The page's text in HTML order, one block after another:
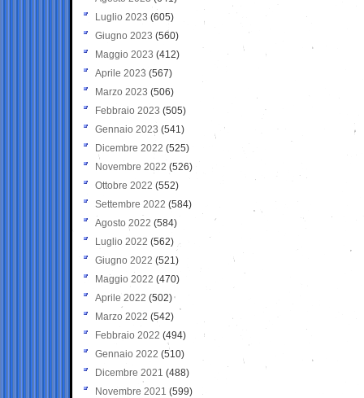
Luglio 2023 (605)
Giugno 2023 (560)
Maggio 2023 (412)
Aprile 2023 (567)
Marzo 2023 (506)
Febbraio 2023 (505)
Gennaio 2023 (541)
Dicembre 2022 (525)
Novembre 2022 (526)
Ottobre 2022 (552)
Settembre 2022 (584)
Agosto 2022 (584)
Luglio 2022 (562)
Giugno 2022 (521)
Maggio 2022 (470)
Aprile 2022 (502)
Marzo 2022 (542)
Febbraio 2022 (494)
Gennaio 2022 (510)
Dicembre 2021 (488)
Novembre 2021 (599)